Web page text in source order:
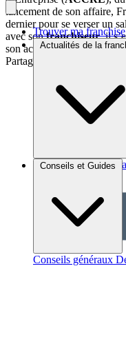
Trouver ma franchise
Actualités de la
Brèves et actus
Conseils et Guides
Conseils généraux
lancement de son affaire,
dernier pour se verser un
avec sonfranchiseur, il
son activité.
Partager sur :